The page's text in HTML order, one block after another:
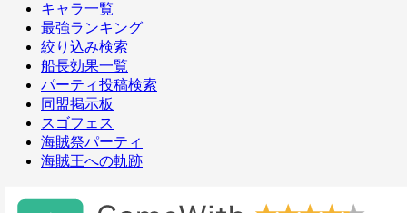
キャラ一覧
最強ランキング
絞り込み検索
船長効果一覧
パーティ投稿検索
同盟掲示板
スゴフェス
海賊祭パーティ
海賊王への軌跡